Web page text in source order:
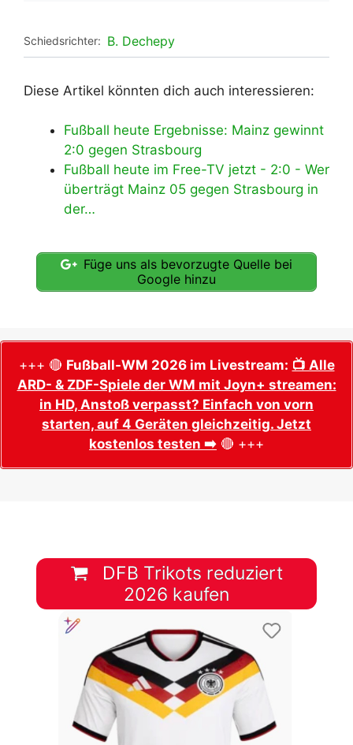
Schiedsrichter: B. Dechepy
Diese Artikel könnten dich auch interessieren:
Fußball heute Ergebnisse: Mainz gewinnt
2:0 gegen Strasbourg
Fußball heute im Free-TV jetzt - 2:0 - Wer
überträgt Mainz 05 gegen Strasbourg in
der…
Füge uns als bevorzugte Quelle bei
Google hinzu
+++ 🔴 Fußball-WM 2026 im Livestream: 📺 Alle
ARD- & ZDF-Spiele der WM mit Joyn+ streamen:
in HD, Anstoß verpasst? Einfach von vorn
starten, auf 4 Geräten gleichzeitig. Jetzt
kostenlos testen ➡️ 🔴 +++
DFB Trikots reduziert
2026 kaufen